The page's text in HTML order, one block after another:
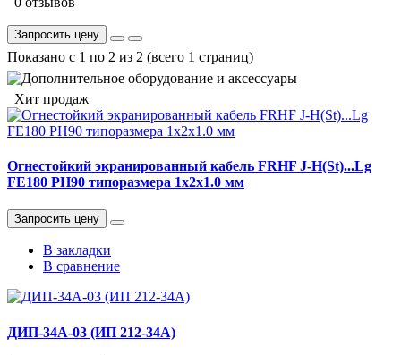
Запросить цену
Показано с 1 по 2 из 2 (всего 1 страниц)
Хит продаж
Огнестойкий экранированный кабель FRHF J-H(St)...Lg
FE180 PH90 типоразмера 1x2x1.0 мм
Запросить цену
В закладки
В сравнение
ДИП-34А-03 (ИП 212-34А)